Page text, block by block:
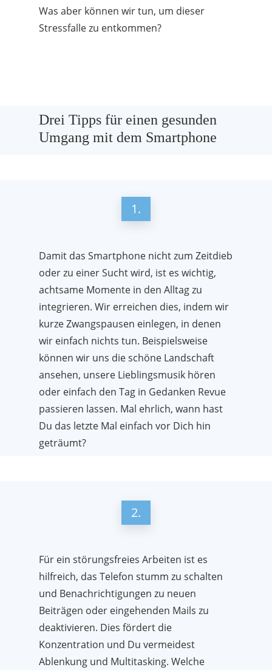
Was aber können wir tun, um dieser
Stressfalle zu entkommen?
Drei Tipps für einen gesunden
Umgang mit dem Smartphone
1.
Damit das Smartphone nicht zum Zeitdieb
oder zu einer Sucht wird, ist es wichtig,
achtsame Momente in den Alltag zu
integrieren. Wir erreichen dies, indem wir
kurze Zwangspausen einlegen, in denen
wir einfach nichts tun. Beispielsweise
können wir uns die schöne Landschaft
ansehen, unsere Lieblingsmusik hören
oder einfach den Tag in Gedanken Revue
passieren lassen. Mal ehrlich, wann hast
Du das letzte Mal einfach vor Dich hin
geträumt?
2.
Für ein störungsfreies Arbeiten ist es
hilfreich, das Telefon stumm zu schalten
und Benachrichtigungen zu neuen
Beiträgen oder eingehenden Mails zu
deaktivieren. Dies fördert die
Konzentration und Du vermeidest
Ablenkung und Multitasking. Welche